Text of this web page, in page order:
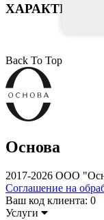
Back To Top
Основа
2017-2026 ООО
Соглашение на
Ваш код клиента: 0
Услуги